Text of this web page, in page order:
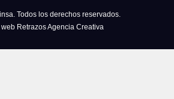
Todos los derechos reservados.
web Retrazos Agencia Creativa